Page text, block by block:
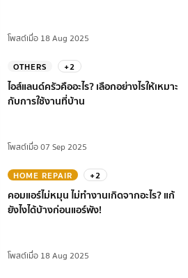
โพสต์เมื่อ 18 Aug 2025
OTHERS +2
ไอส์แลนด์ครัวคืออะไร? เลือกอย่างไรให้เหมาะ
กับการใช้งานที่บ้าน
โพสต์เมื่อ 07 Sep 2025
HOME REPAIR +2
คอมแอร์ไม่หมุน ไม่ทํางานเกิดจากอะไร? แก้
ยังไงได้บ้างก่อนแอร์พัง!
โพสต์เมื่อ 18 Aug 2025